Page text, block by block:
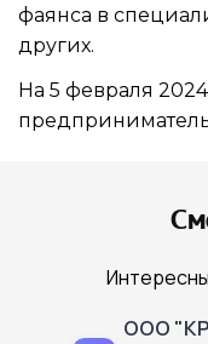
фаянса в
других.
На 5 февраля
ООО